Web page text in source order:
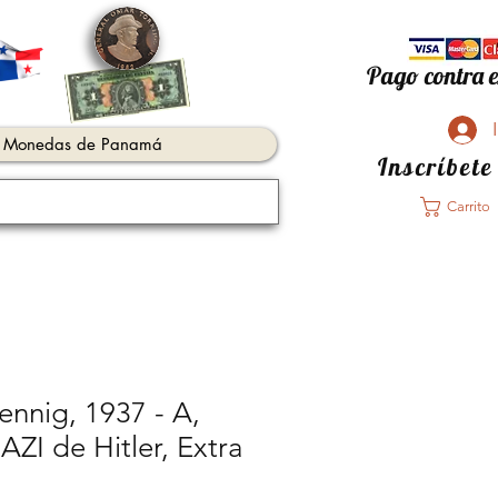
Monedas de Panamá
Pago contra
Carrito
1937 - A,
de Hitler, Extra